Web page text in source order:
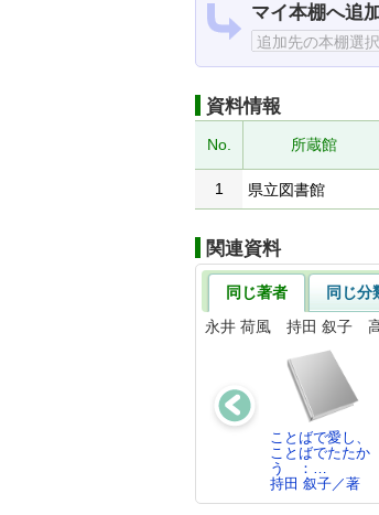
マイ本棚へ追
資料情報
No. 所蔵館
1
県立図書館
関連資料
同じ著者 同じ分
永井 荷風 持田 叙子
ことばで愛し、
ことばでたたか
う ：…
持田 叙子／著